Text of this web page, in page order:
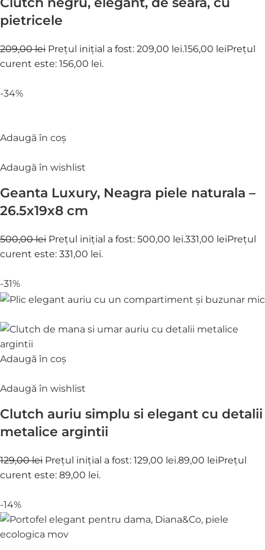
pietricele
209,00 lei Prețul inițial a fost: 209,00 lei.156,00 leiPrețul
curent este: 156,00 lei.
-34%
Adaugă în coș
Adaugă în wishlist
Geanta Luxury, Neagra piele naturala –
26.5x19x8 cm
500,00 lei Prețul inițial a fost: 500,00 lei.331,00 leiPrețul
curent este: 331,00 lei.
-31%
Adaugă în coș
Adaugă în wishlist
Clutch auriu simplu si elegant cu detalii
metalice argintii
129,00 lei Prețul inițial a fost: 129,00 lei.89,00 leiPrețul
curent este: 89,00 lei.
-14%